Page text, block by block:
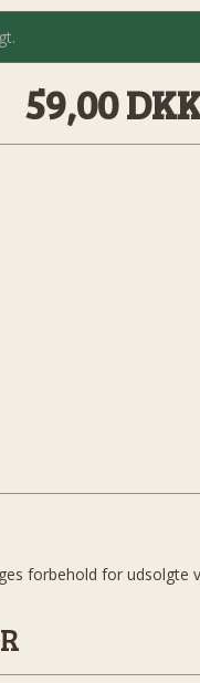
59,00
forbehold for udsolgte